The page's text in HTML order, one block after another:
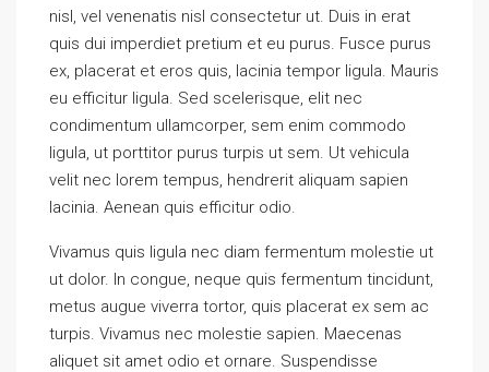
nisl, vel venenatis nisl consectetur ut. Duis in erat
quis dui imperdiet pretium et eu purus. Fusce purus
ex, placerat et eros quis, lacinia tempor ligula. Mauris
eu efficitur ligula. Sed scelerisque, elit nec
condimentum ullamcorper, sem enim commodo
ligula, ut porttitor purus turpis ut sem. Ut vehicula
velit nec lorem tempus, hendrerit aliquam sapien
lacinia. Aenean quis efficitur odio.
Vivamus quis ligula nec diam fermentum molestie ut
ut dolor. In congue, neque quis fermentum tincidunt,
metus augue viverra tortor, quis placerat ex sem ac
turpis. Vivamus nec molestie sapien. Maecenas
aliquet sit amet odio et ornare. Suspendisse